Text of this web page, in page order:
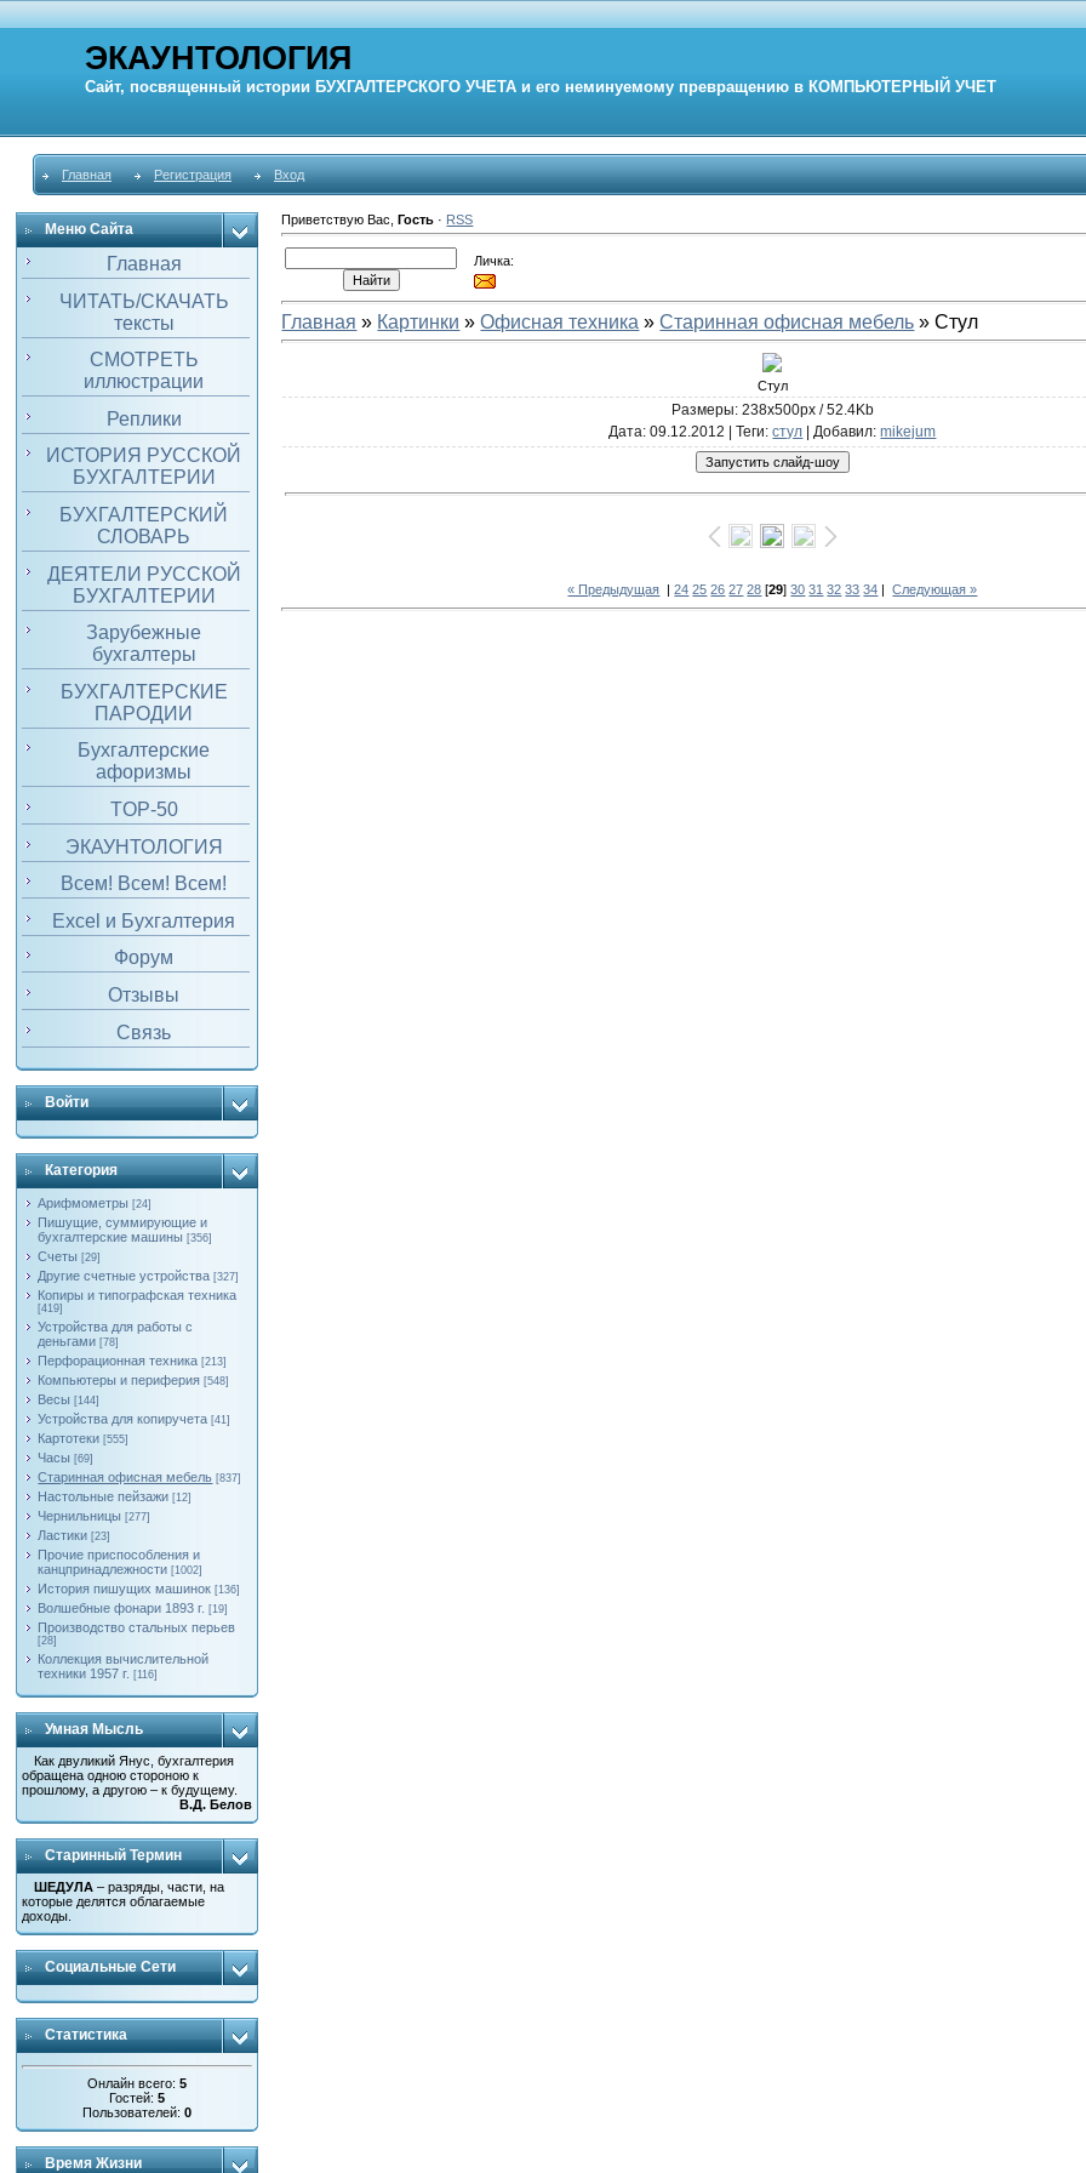
ЭКАУНТОЛОГИЯ
Сайт, посвященный истории БУХГАЛТЕРСКОГО УЧЕТА и его неминуемому превращению в КОМПЬЮТЕРНЫЙ УЧЕТ
Главная Регистрация Вход
Меню Сайта
Главная
ЧИТАТЬ/СКАЧАТЬ
тексты
СМОТРЕТЬ
иллюстрации
Реплики
ИСТОРИЯ РУССКОЙ
БУХГАЛТЕРИИ
БУХГАЛТЕРСКИЙ
СЛОВАРЬ
ДЕЯТЕЛИ РУССКОЙ
БУХГАЛТЕРИИ
Зарубежные
бухгалтеры
БУХГАЛТЕРСКИЕ
ПАРОДИИ
Бухгалтерские
афоризмы
TOP-50
ЭКАУНТОЛОГИЯ
Всем! Всем! Всем!
Excel и Бухгалтерия
Форум
Отзывы
Связь
Войти
Категория
Арифмометры [24]
Пишущие, суммирующие и
бухгалтерские машины [356]
Счеты [29]
Другие счетные устройства [327]
Копиры и типографская техника
[419]
Устройства для работы с
деньгами [78]
Перфорационная техника [213]
Компьютеры и периферия [548]
Весы [144]
Устройства для копиручета [41]
Картотеки [555]
Часы [69]
Старинная офисная мебель [837]
Настольные пейзажи [12]
Чернильницы [277]
Ластики [23]
Прочие приспособления и
канцпринадлежности [1002]
История пишущих машинок [136]
Волшебные фонари 1893 г. [19]
Производство стальных перьев
[28]
Коллекция вычислительной
техники 1957 г. [116]
Умная Мысль
Как двуликий Янус, бухгалтерия
обращена одною стороною к
прошлому, а другою – к будущему.
В.Д. Белов
Старинный Термин
ШЕДУЛА – разряды, части, на
которые делятся облагаемые
доходы.
Социальные Сети
Статистика
Онлайн всего:5
Гостей:5
Пользователей:0
Время Жизни
Приветствую Вас ,Гость · RSS
Личка:
Главная » Картинки »Офисная техника »Старинная офисная мебель » Стул
Стул
Размеры: 238x500px / 52.4Kb
Дата: 09.12.2012 |Теги:стул |Добавил:mikejum
« Предыдущая |24 25 26 27 28 [29]30 31 32 33 34 |Следующая »